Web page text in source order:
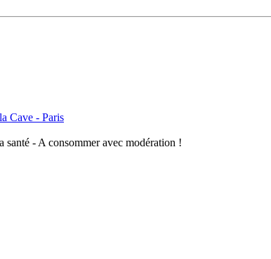
Cave - Paris
santé - A consommer avec modération !